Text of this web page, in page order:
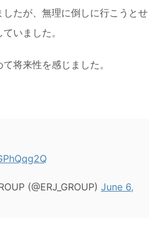
たが、無理に倒しに行こうとせ
いました。
将来性を感じました。
(@ERJ_GROUP) June 6,